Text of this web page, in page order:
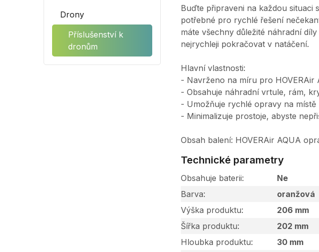
Drony
Příslušenství k
dronům
Buďte připraveni na každou situaci
potřebné pro rychlé řešení
máte všechny důležité náhradní
nejrychleji pokračovat v natáčení.
Hlavní vlastnosti:
- Navrženo na míru pro HOVERAir
- Obsahuje náhradní vrtule, rám,
- Umožňuje rychlé opravy na místě
- Minimalizuje prostoje, abyste
Obsah balení: HOVERAir AQUA
Technické parametry
Obsahuje baterii
Ne
Barva
oranžová
Výška produktu
206 mm
Šířka produktu
202 mm
Hloubka produktu
30 mm